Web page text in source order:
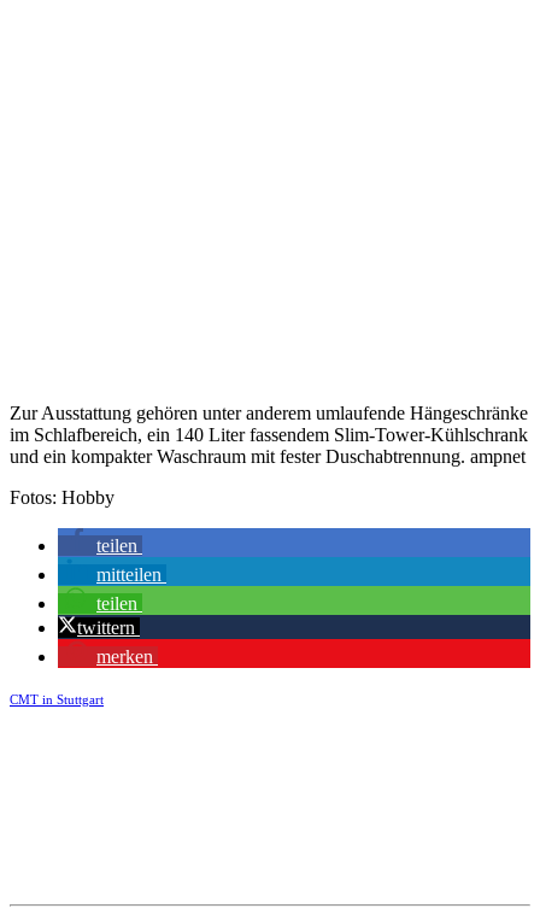
Zur Ausstattung gehören unter anderem umlaufende Hängeschränke
im Schlafbereich, ein 140 Liter fassendem Slim-Tower-Kühlschrank
und ein kompakter Waschraum mit fester Duschabtrennung. ampnet
Fotos: Hobby
teilen
mitteilen
teilen
twittern
merken
CMT in Stuttgart